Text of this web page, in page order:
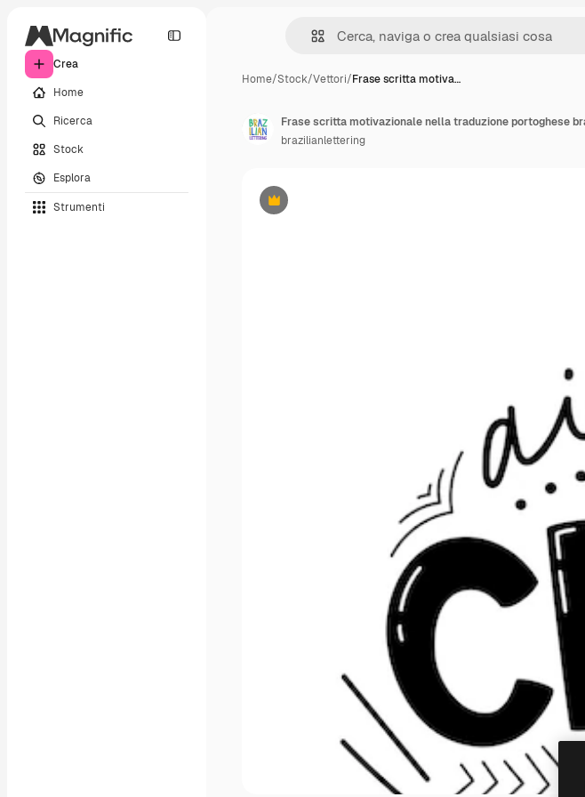
Crea
Home
Ricerca
Stock
Esplora
Strumenti
Home/Stock/Vettori/Frase scritta motiva…
Premium
brazilianlettering